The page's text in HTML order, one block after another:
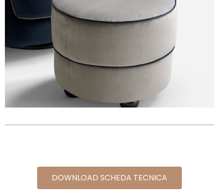
DOWNLOAD SCHEDA TECNICA